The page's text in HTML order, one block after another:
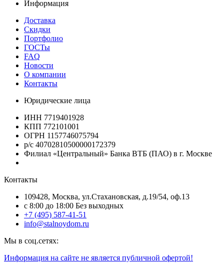
Информация
Доставка
Скидки
Портфолио
ГОСТы
FAQ
Новости
О компании
Контакты
Юридические лица
ИНН 7719401928
КПП 772101001
ОГРН 1157746075794
р/с 40702810500000172379
Филиал «Центральный» Банка ВТБ (ПАО) в г. Москве
Контакты
109428, Москва, ул.Стахановская, д.19/54, оф.13
c 8:00 до 18:00 Без выходных
+7 (495) 587-41-51
info@stalnoydom.ru
Мы в соц.сетях:
Информация на сайте не является публичной офертой!